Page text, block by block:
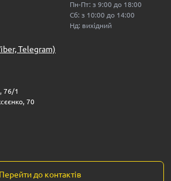
Telegram)
Пн-Пт: з 9:00 до 18:00
Сб: з 10:00 до 14:00
Нд: вихідний
76/1
70
Перейти до контактів